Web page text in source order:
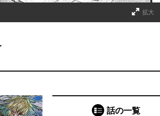
拡大
話の一覧